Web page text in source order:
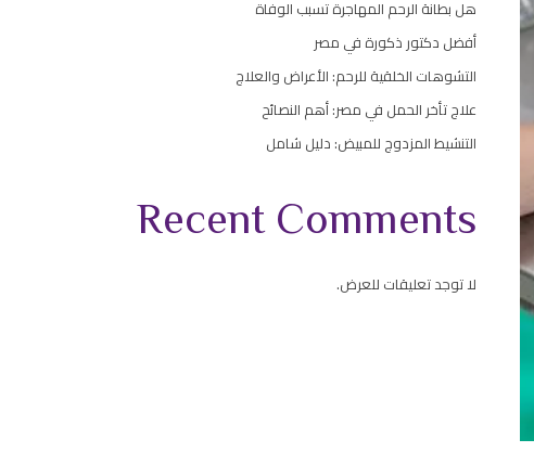
هل بطانة الرحم المهاجرة تسبب الوفاة
أفضل دكتور ذكورة في مصر
التشوهات الخلقية للرحم: الأعراض والعلاج
علاج تأخر الحمل في مصر: أهم النصائح
التنشيط المزدوج للمبيض: دليل شامل
Recent Comments
لا توجد تعليقات للعرض.